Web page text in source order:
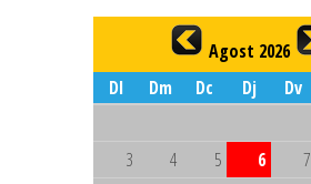
Agost 2026
Dl
Dm Dc Dj Dv
3
4 5 6 7